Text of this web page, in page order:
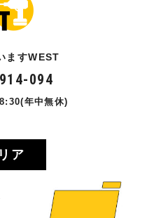
ますWEST
094
年中無休)
ア